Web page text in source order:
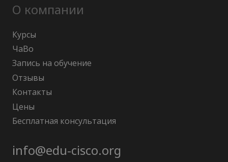
О компании
Курсы
ЧаВо
Запись на обучение
Отзывы
Контакты
Цены
Бесплатная консультация
info@edu-cisco.org